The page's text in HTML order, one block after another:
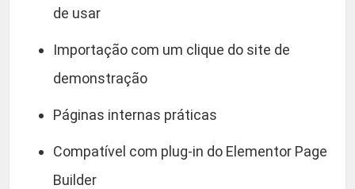
de usar
Importação com um clique do site de
demonstração
Páginas internas práticas
Compatível com plug-in do Elementor Page
Builder